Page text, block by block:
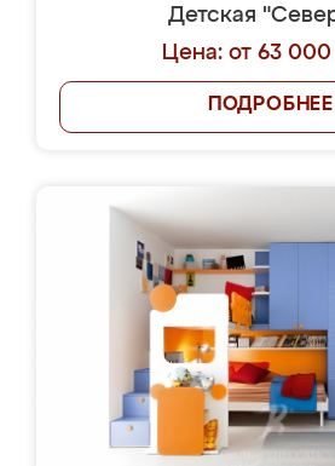
Детская
Цена: от 63 000
ПОДРОБНЕЕ